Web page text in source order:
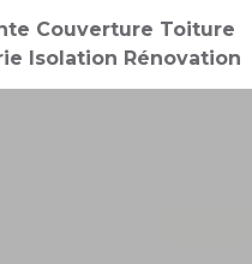
Couverture Toiture
Isolation Rénovation